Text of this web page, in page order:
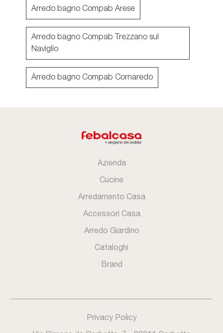
Arredo bagno Compab Arese
Arredo bagno Compab Trezzano sul
Naviglio
Arredo bagno Compab Cornaredo
Azienda
Cucine
Arredamento Casa
Accessori Casa
Arredo Giardino
Cataloghi
Brand
Privacy Policy